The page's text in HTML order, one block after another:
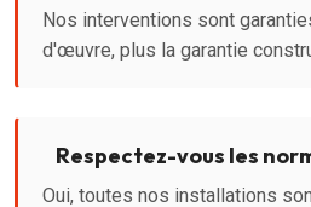
Nos interventions sont
d'œuvre, plus la garantie
Respectez-vous les
Oui, toutes nos installations